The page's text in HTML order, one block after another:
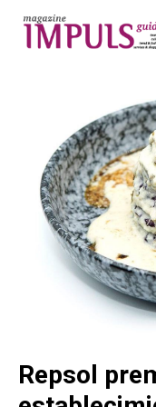
Repsol